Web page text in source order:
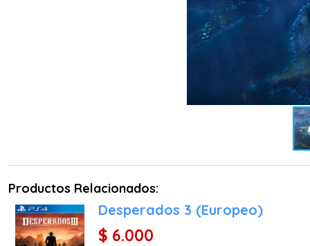
Productos Relacionados:
Desperados 3 (Europeo)
$ 6.000